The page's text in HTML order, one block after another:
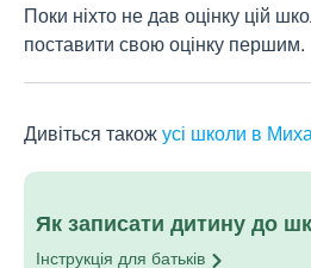
Поки ніхто не дав оцінку цій
поставити свою оцінку першим.
Дивіться такожусі школи в
Як записати дитину до
Інструкція для батьків